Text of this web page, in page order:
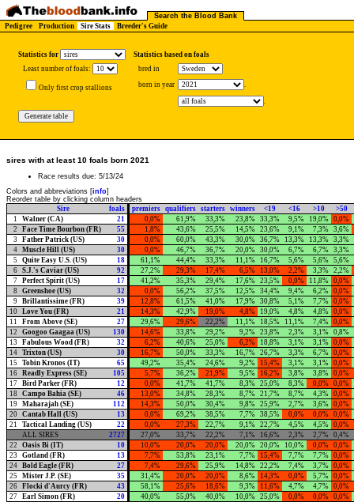
Search the Blood Bank
Pedigree
Production Sire Stats Breeder's Guide
Statistics for
Statistics based on foals
Least number of foals:
bred in
Only first crop stallions born in year .
.
sires with at least 10 foals born 2021
Race results due: 5/13/24
Colors and abbreviations [info]
Reorder table by clicking column headers
Sire
foals premiers qualifiers starters winners <19 <16 >10
>50
1
Walner (CA) 21 0,0% 61,9% 33,3% 23,8% 33,3% 9,5% 19,0% 0,0%
2
Face Time Bourbon (FR) 55 1,8% 43,6% 25,5% 14,5% 23,6% 9,1% 7,3% 3,6%
3
Father Patrick (US) 30 0,0% 60,0% 43,3% 30,0% 36,7% 13,3% 13,3% 3,3%
4 Muscle Hill (US) 30 0,0% 46,7% 36,7% 20,0% 30,0% 6,7% 6,7% 3,3%
5
Quite Easy U.S. (US) 18 61,1% 44,4% 33,3% 11,1% 16,7% 5,6% 5,6% 5,6%
6 S.J.'s Caviar (US) 92 27,2% 29,3% 17,4% 6,5% 13,0% 2,2% 3,3% 2,2%
7 Perfect Spirit (US) 17 41,2% 35,3% 29,4% 17,6% 23,5% 0,0% 11,8% 0,0%
8
Greenshoe (US) 32 0,0% 56,2% 37,5% 12,5% 34,4% 9,4% 6,2% 0,0%
9 Brillantissime (FR) 39 12,8% 61,5% 41,0% 17,9% 30,8% 5,1% 7,7% 0,0%
10 Love You (FR) 21 14,3% 42,9% 19,0% 4,8% 19,0% 4,8% 4,8% 0,0%
11
From Above (SE) 27 29,6% 29,6% 22,2% 11,1% 18,5% 11,1% 7,4% 0,0%
12
Googoo Gaagaa (US) 130 14,6% 33,8% 29,2% 9,2% 23,8% 2,3% 3,1% 0,8%
13
Fabulous Wood (FR) 32 6,2% 40,6% 25,0% 6,2% 18,8% 3,1% 3,1% 0,0%
14 Trixton (US) 30 16,7% 50,0% 33,3% 16,7% 26,7% 3,3% 6,7% 0,0%
15
Tobin Kronos (IT) 65 49,2% 35,4% 24,6% 9,2% 15,4% 3,1% 3,1% 0,0%
16 Readly Express (SE) 105 5,7% 36,2% 21,9% 9,5% 16,2% 3,8% 3,8% 0,0%
17 Bird Parker (FR) 12 0,0% 41,7% 41,7% 8,3% 25,0% 8,3% 0,0% 0,0%
18
Campo Bahia (SE) 46 13,0% 34,8% 28,3% 8,7% 21,7% 8,7% 4,3% 0,0%
19 Maharajah (SE) 112 14,3% 50,0% 30,4% 9,8% 25,9% 2,7% 3,6% 0,0%
20 Cantab Hall (US) 13 0,0% 69,2% 38,5% 7,7% 38,5% 0,0% 0,0% 0,0%
21
Tactical Landing (US) 22 0,0% 27,3% 22,7% 9,1% 22,7% 4,5% 4,5% 0,0%
ALL SIRES
2727 27,0% 33,7% 22,2% 7,1% 16,6% 2,3% 2,7%
0,4%
22
Oasis Bi (IT) 10 10,0% 20,0% 20,0% 20,0% 20,0% 10,0% 0,0% 0,0%
23
Gotland (FR) 13 7,7% 53,8% 23,1% 7,7% 15,4% 7,7% 7,7% 0,0%
24 Bold Eagle (FR) 27 7,4% 29,6% 25,9% 14,8% 22,2% 7,4% 3,7% 0,0%
25
Mister J.P. (SE) 35 31,4% 20,0% 20,0% 8,6% 14,3% 0,0% 5,7% 0,0%
26 Flocki d'Aurcy (FR) 43 58,1% 25,6% 18,6% 9,3% 11,6% 4,7% 4,7% 0,0%
27 Earl Simon (FR) 20 40,0% 55,0% 40,0% 10,0% 25,0% 0,0% 0,0% 0,0%